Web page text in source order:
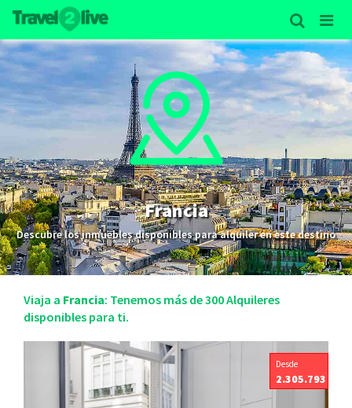
Francia
Descubre los inmuebles disponibles para alquiler en este destino
Viaja a Francia: Tenemos más de 300 Alquileres
disponibles para ti.
Desde
2.305.793